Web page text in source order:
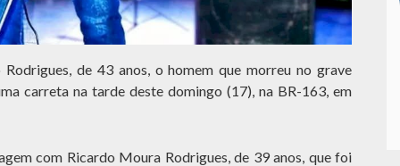
de 43 anos, o homem que morreu no grave
carreta na tarde deste domingo (17), na BR-163, em
com Ricardo Moura Rodrigues, de 39 anos, que foi